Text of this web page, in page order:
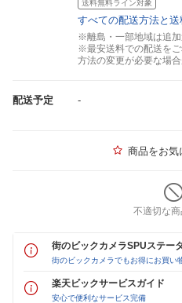
送料無料ライン対象
すべての配送方法と送
※離島・一部地域は追加
※最安送料での配送を
方法の変更が必要な場合
配送予定 -
商品をお気
不適切な
街のビックカメラSPUステー
街のビックカメラでもお得にお買い
楽天ビックサービスガイド
安心で便利なサービス完備